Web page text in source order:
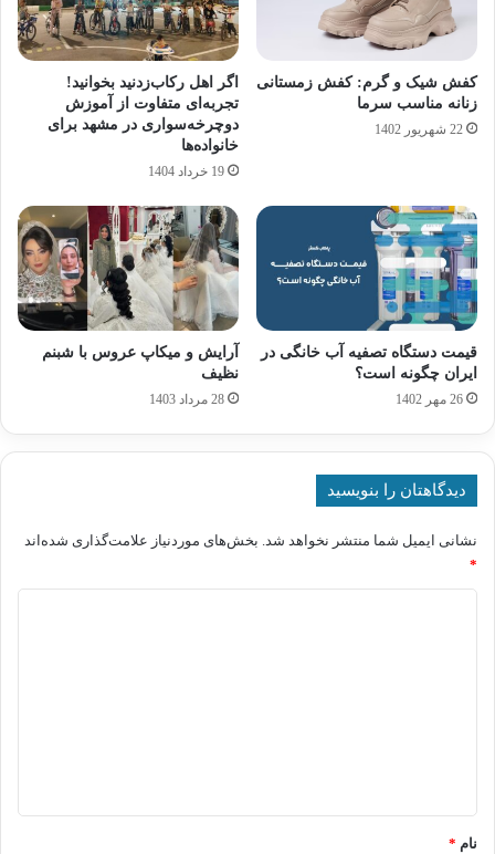
کفش شیک و گرم: کفش زمستانی
زنانه مناسب سرما
22 شهریور 1402
اگر اهل رکاب‌زدنید بخوانید!
تجربه‌ای متفاوت از آموزش
دوچرخه‌سواری در مشهد برای
خانواده‌ها
19 خرداد 1404
قیمت دستگاه تصفیه آب خانگی در
ایران چگونه است؟
26 مهر 1402
آرایش و میکاپ عروس با شبنم
نظیف
28 مرداد 1403
دیدگاهتان را بنویسید
نشانی ایمیل شما منتشر نخواهد شد. بخش‌های موردنیاز علامت‌گذاری شده‌اند
*
نام *